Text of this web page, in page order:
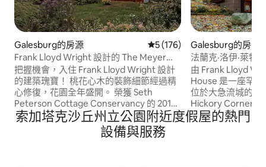
Galesburg的房源 從 176 則評價中獲得 5 的平
5 (176)
Frank Lloyd Wright 設計的 The Meyer
House
把握機會，入住 Frank Lloyd Wright 設計
的建築瑰寶！ 桃花心木的裝飾細節經過精
心修復，花園全年盛開。 榮獲 Seth
Peterson Cottage Conservancy 的 2019
年 Visser Award for Outstanding
Restoration of a FLW House 和 2021 年
Wright Spirit Award 私人類別獎項。 預訂
Galesburg的房源
法蘭克·洛伊·萊特
由 Frank Lloyd
House 是一座罕
位於大急流城的
Hickory Corners
館，以及迷人的海
位於同一地區。
索加塔克沙丘州立公園附近度假屋的熱門
設備與服務